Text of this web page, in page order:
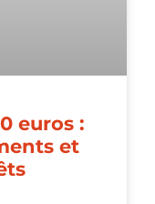
euros :
et